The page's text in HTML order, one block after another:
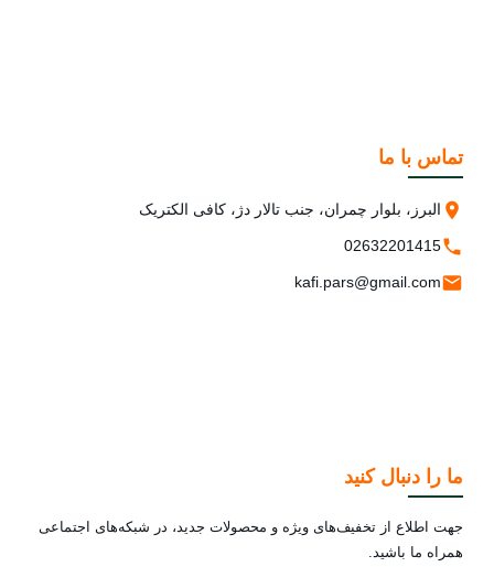
تماس با ما
البرز، بلوار چمران، جنب تالار دژ، کافی الکتریک
02632201415
kafi.pars@gmail.com
ما را دنبال کنید
جهت اطلاع از تخفیف‌های ویژه و محصولات جدید، در شبکه‌های اجتماعی
همراه ما باشید.